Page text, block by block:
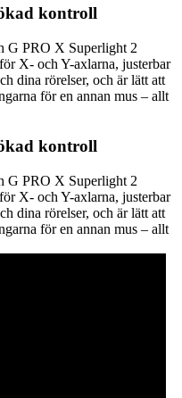
kontroll
G PRO X Superlight 2
X- och Y-axlarna, justerbar
dina rörelser, och är lätt att
för en annan mus – allt
kontroll
G PRO X Superlight 2
X- och Y-axlarna, justerbar
dina rörelser, och är lätt att
för en annan mus – allt